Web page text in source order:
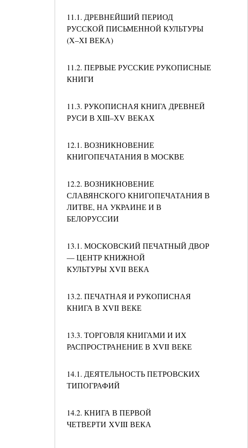
11.1. ДРЕВНЕЙШИЙ ПЕРИОД
РУССКОЙ ПИСЬМЕННОЙ КУЛЬТУРЫ
(Х–ХI ВЕКА)
11.2. ПЕРВЫЕ РУССКИЕ РУКОПИСНЫЕ
КНИГИ
11.3. РУКОПИСНАЯ КНИГА ДРЕВНЕЙ
РУСИ В ХIII–ХV ВЕКАХ
12.1. ВОЗНИКНОВЕНИЕ
КНИГОПЕЧАТАНИЯ В МОСКВЕ
12.2. ВОЗНИКНОВЕНИЕ
СЛАВЯНСКОГО КНИГОПЕЧАТАНИЯ В
ЛИТВЕ, НА УКРАИНЕ И В
БЕЛОРУССИИ
13.1. МОСКОВСКИЙ ПЕЧАТНЫЙ ДВОР
— ЦЕНТР КНИЖНОЙ
КУЛЬТУРЫ XVII ВЕКА
13.2. ПЕЧАТНАЯ И РУКОПИСНАЯ
КНИГА В XVII ВЕКЕ
13.3. ТОРГОВЛЯ КНИГАМИ И ИХ
РАСПРОСТРАНЕНИЕ В XVII ВЕКЕ
14.1. ДЕЯТЕЛЬНОСТЬ ПЕТРОВСКИХ
ТИПОГРАФИЙ
14.2. КНИГА В ПЕРВОЙ
ЧЕТВЕРТИ XVIII ВЕКА